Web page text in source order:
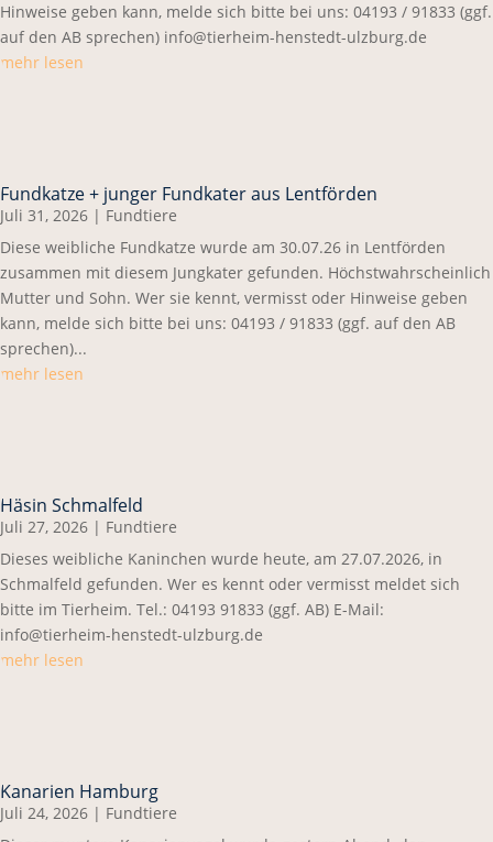
Hinweise geben kann, melde sich bitte bei uns: 04193 / 91833 (ggf.
auf den AB sprechen) info@tierheim-henstedt-ulzburg.de
mehr lesen
Fundkatze + junger Fundkater aus Lentförden
Juli 31, 2026 | Fundtiere
Diese weibliche Fundkatze wurde am 30.07.26 in Lentförden
zusammen mit diesem Jungkater gefunden. Höchstwahrscheinlich
Mutter und Sohn. Wer sie kennt, vermisst oder Hinweise geben
kann, melde sich bitte bei uns: 04193 / 91833 (ggf. auf den AB
sprechen)...
mehr lesen
Häsin Schmalfeld
Juli 27, 2026 | Fundtiere
Dieses weibliche Kaninchen wurde heute, am 27.07.2026, in
Schmalfeld gefunden. Wer es kennt oder vermisst meldet sich
bitte im Tierheim. Tel.: 04193 91833 (ggf. AB) E-Mail:
info@tierheim-henstedt-ulzburg.de
mehr lesen
Kanarien Hamburg
Juli 24, 2026 | Fundtiere